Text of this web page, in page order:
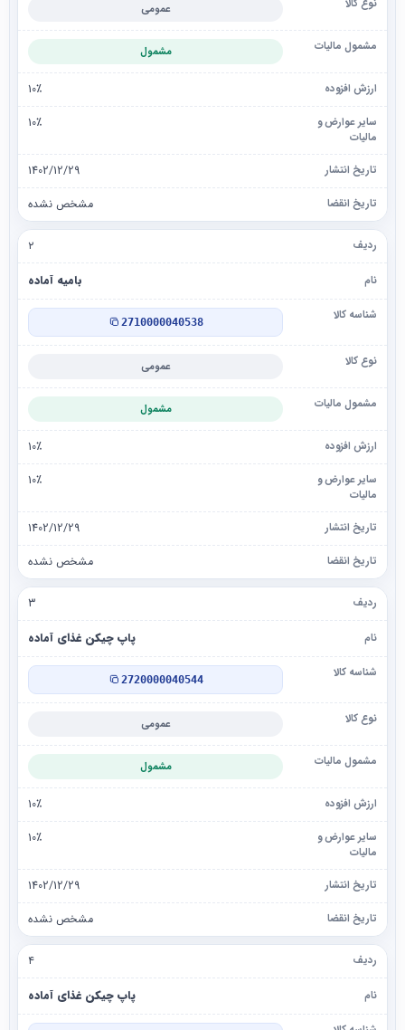
عمومی
مشمول
10٪
10٪
1402/12/29
مشخص نشده
۲
بامیه آماده
2710000040538
عمومی
مشمول
10٪
10٪
1402/12/29
مشخص نشده
۳
پاپ چیکن غذای آماده
2720000040544
عمومی
مشمول
10٪
10٪
1402/12/29
مشخص نشده
۴
پاپ چیکن غذای آماده